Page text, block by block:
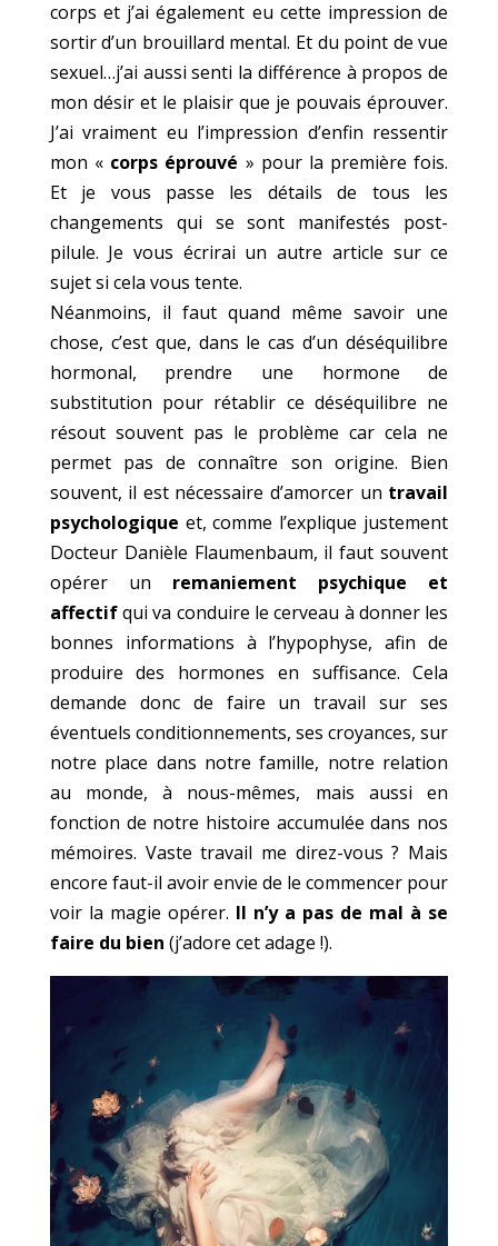
corps et j’ai également eu cette impression de
sortir d’un brouillard mental. Et du point de vue
sexuel…j’ai aussi senti la différence à propos de
mon désir et le plaisir que je pouvais éprouver.
J’ai vraiment eu l’impression d’enfin ressentir
mon «corps éprouvé » pour la première fois.
Et je vous passe les détails de tous les
changements qui se sont manifestés post-
pilule. Je vous écrirai un autre article sur ce
sujet si cela vous tente.
Néanmoins, il faut quand même savoir une
chose, c’est que, dans le cas d’un déséquilibre
hormonal, prendre une hormone de
substitution pour rétablir ce déséquilibre ne
résout souvent pas le problème car cela ne
permet pas de connaître son origine. Bien
souvent, il est nécessaire d’amorcer un travail
psychologique et, comme l’explique justement
Docteur Danièle Flaumenbaum, il faut souvent
opérer un remaniement psychique et
affectifqui va conduire le cerveau à donner les
bonnes informations à l’hypophyse, afin de
produire des hormones en suffisance. Cela
demande donc de faire un travail sur ses
éventuels conditionnements, ses croyances, sur
notre place dans notre famille, notre relation
au monde, à nous-mêmes, mais aussi en
fonction de notre histoire accumulée dans nos
mémoires. Vaste travail me direz-vous ? Mais
encore faut-il avoir envie de le commencer pour
voir la magie opérer. Il n’y a pas de mal à se
faire du bien (j’adore cet adage !).